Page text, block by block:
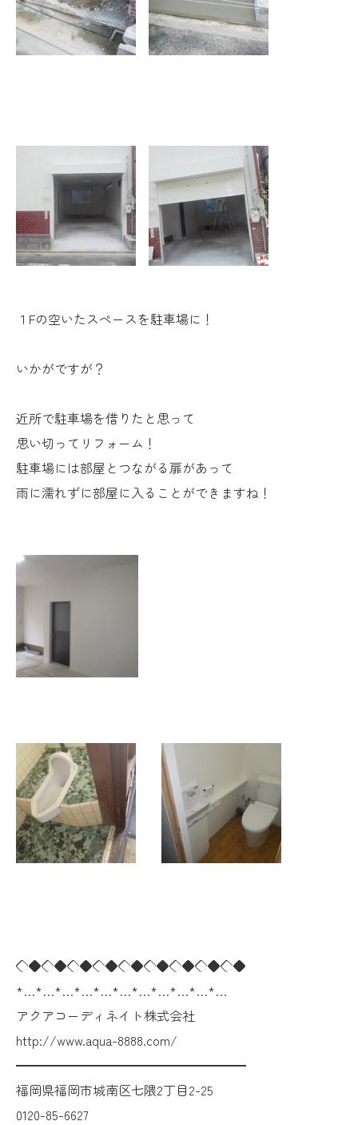
１Fの空いたスペースを駐車場に！
いかがですが？
近所で駐車場を借りたと思って
思い切ってリフォーム！
駐車場には部屋とつながる扉があって
雨に濡れずに部屋に入ることができますね！
◇◆◇◆◇◆◇◆◇◆◇◆◇◆◇◆◇◆
*…*…*…*…*…*…*…*…*…*…*…
アクアコーディネイト株式会社
http://www.aqua-8888.com/
━━━━━━━━━━━━━━━━━━
福岡県福岡市城南区七隈2丁目2-25
0120-85-6627